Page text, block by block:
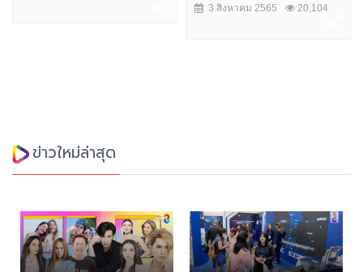
3 สิงหาคม 2565 20,104
ข่าวใหม่ล่าสุด